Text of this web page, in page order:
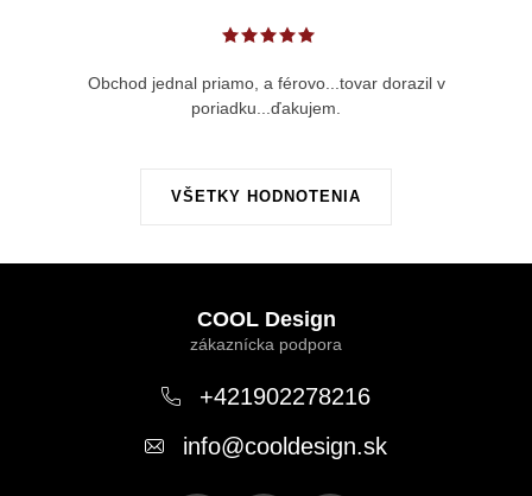
VŠETKY HODNOTENIA
Obchod jednal priamo, a férovo...tovar dorazil v
poriadku...ďakujem.
COOL Design
+421902278216
info@cooldesign.sk